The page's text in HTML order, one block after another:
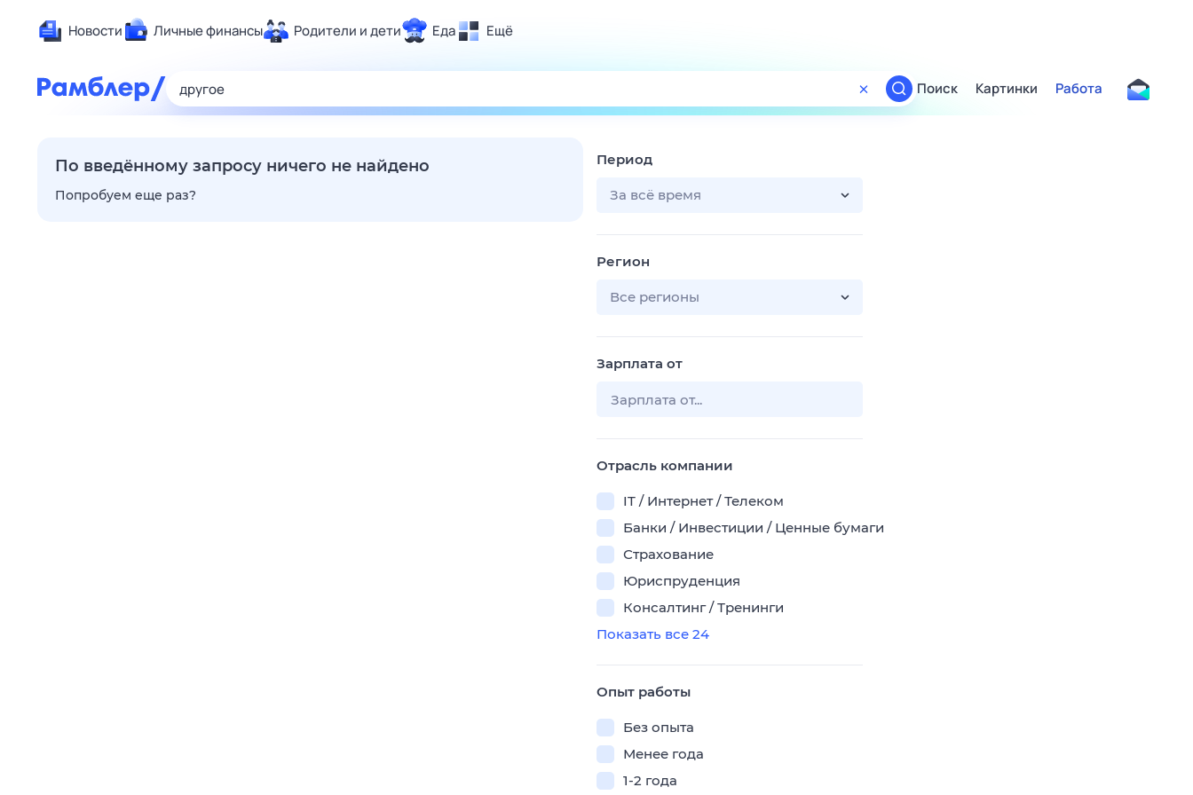
Новости Личные финансы Родители и дети Еда Ещё
Развлечения и отдых
Спорт
Поиск
ТВ-программа
Поиск Картинки Работа
По введённому запросу ничего не найдено
Попробуем еще раз?
Период
За всё время
Регион
Все регионы
Зарплата от
Отрасль компании
IT / Интернет / Телеком
Банки / Инвестиции / Ценные бумаги
Страхование
Юриспруденция
Консалтинг / Тренинги
Показать все 24
Опыт работы
Без опыта
Менее года
1-2 года